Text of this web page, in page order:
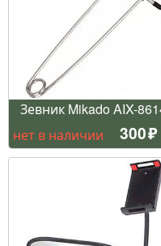
Зевник Mikado AIX-
нет в наличии
300